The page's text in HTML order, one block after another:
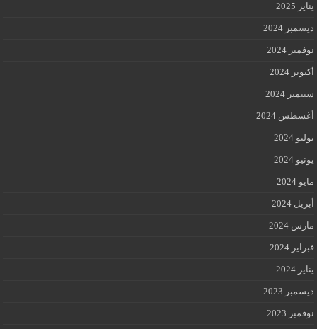
يناير 2025
ديسمبر 2024
نوفمبر 2024
أكتوبر 2024
سبتمبر 2024
أغسطس 2024
يوليو 2024
يونيو 2024
مايو 2024
أبريل 2024
مارس 2024
فبراير 2024
يناير 2024
ديسمبر 2023
نوفمبر 2023